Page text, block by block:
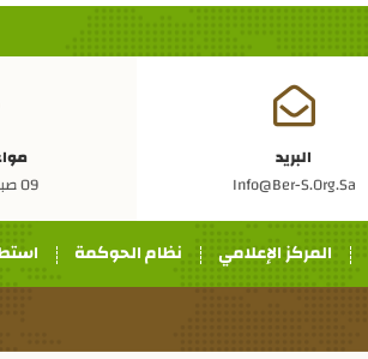
البريد
Info@ber-S.org.sa
09 صباحاً - 5 مساءً
المركز الإعلامي نظام الحوكمة